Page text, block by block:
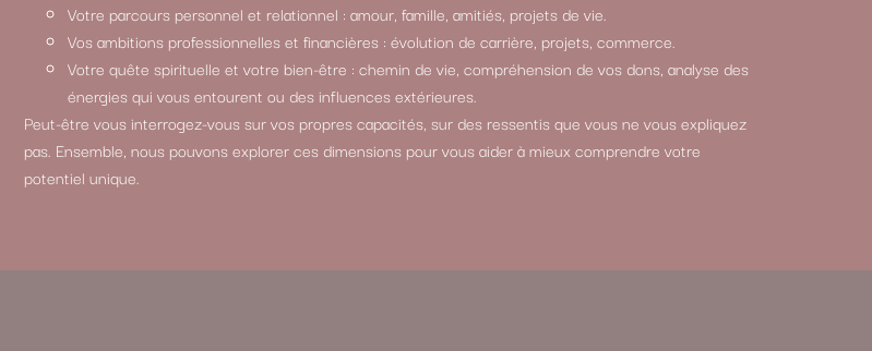
Votre parcours personnel et relationnel : amour, famille, amitiés, projets de vie.
Vos ambitions professionnelles et financières : évolution de carrière, projets, commerce.
Votre quête spirituelle et votre bien-être : chemin de vie, compréhension de vos dons, analyse des
énergies qui vous entourent ou des influences extérieures.
Peut-être vous interrogez-vous sur vos propres capacités, sur des ressentis que vous ne vous expliquez
pas. Ensemble, nous pouvons explorer ces dimensions pour vous aider à mieux comprendre votre
potentiel unique.